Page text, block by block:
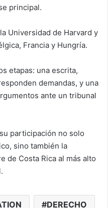
principal.
Universidad de Harvard y
Francia y Hungría.
etapas: una escrita,
demandas, y una
ante un tribunal
participación no solo
sino también la
de Costa Rica al más alto
DERECHO